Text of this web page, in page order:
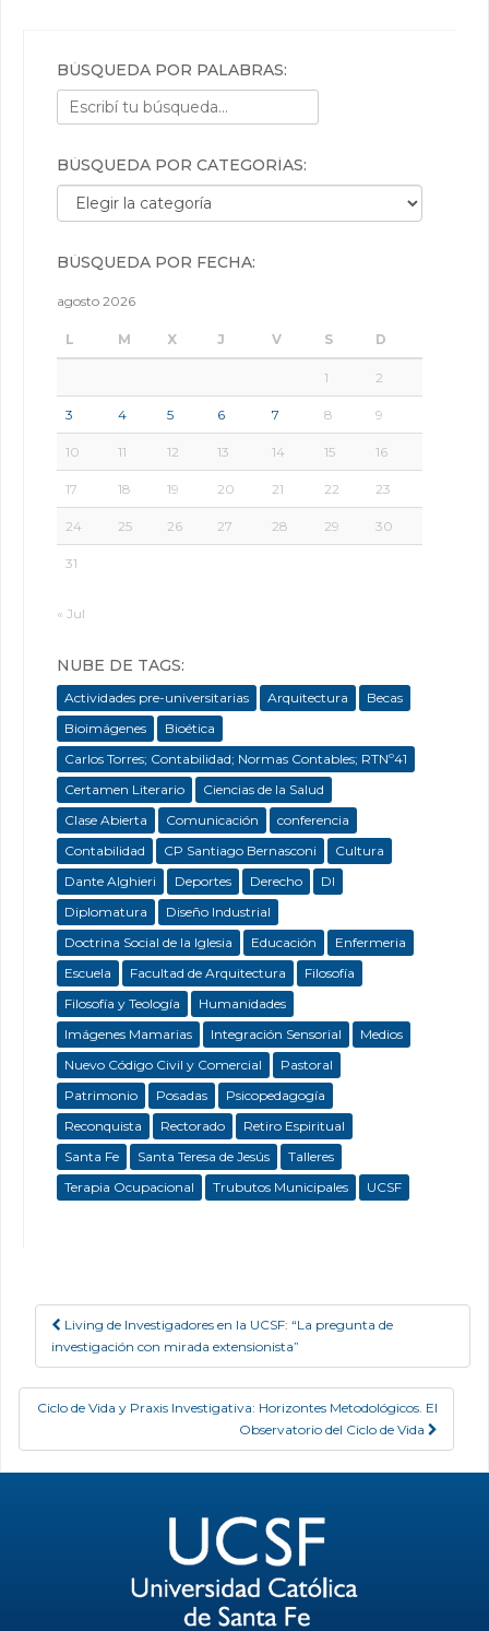
BÚSQUEDA POR PALABRAS:
BÚSQUEDA POR CATEGORÍAS:
Búsqueda por categorías:
BÚSQUEDA POR FECHA:
agosto 2026
L M X J V S D
1 2
3 4 5 6 7 8 9
10 11 12 13 14 15 16
17 18 19 20 21 22 23
24 25 26 27 28 29 30
31
« Jul
NUBE DE TAGS:
Actividades pre-universitarias Arquitectura
Becas
Bioimágenes
Bioética
Carlos Torres; Contabilidad; Normas Contables; RTNº41
Certamen Literario
Ciencias de la Salud
Clase Abierta
Comunicación
conferencia
Contabilidad
CP Santiago Bernasconi
Cultura
Dante Alghieri
Deportes Derecho
DI
Diplomatura
Diseño Industrial
Doctrina Social de la Iglesia
Educación
Enfermeria
Escuela
Facultad de Arquitectura
Filosofía
Filosofía y Teología
Humanidades
Imágenes Mamarias
Integración Sensorial
Medios
Nuevo Código Civil y Comercial
Pastoral
Patrimonio
Posadas
Psicopedagogía
Reconquista
Rectorado
Retiro Espiritual
Santa Fe
Santa Teresa de Jesús
Talleres
Terapia Ocupacional
Trubutos Municipales UCSF
Post navigation
Living de Investigadores en la UCSF: “La pregunta de
investigación con mirada extensionista”
Ciclo de Vida y Praxis Investigativa: Horizontes Metodológicos. El
Observatorio del Ciclo de Vida